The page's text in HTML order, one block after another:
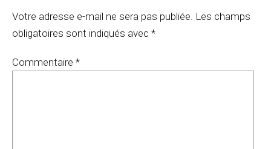
Votre adresse e-mail ne sera pas publiée. Les champs
obligatoires sont indiqués avec *
Commentaire *